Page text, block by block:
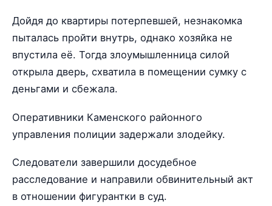
Дойдя до квартиры потерпевшей, незнакомка
пыталась пройти внутрь, однако хозяйка не
впустила её. Тогда злоумышленница силой
открыла дверь, схватила в помещении сумку с
деньгами и сбежала.
Оперативники Каменского районного
управления полиции задержали злодейку.
Следователи завершили досудебное
расследование и направили обвинительный акт
в отношении фигурантки в суд.